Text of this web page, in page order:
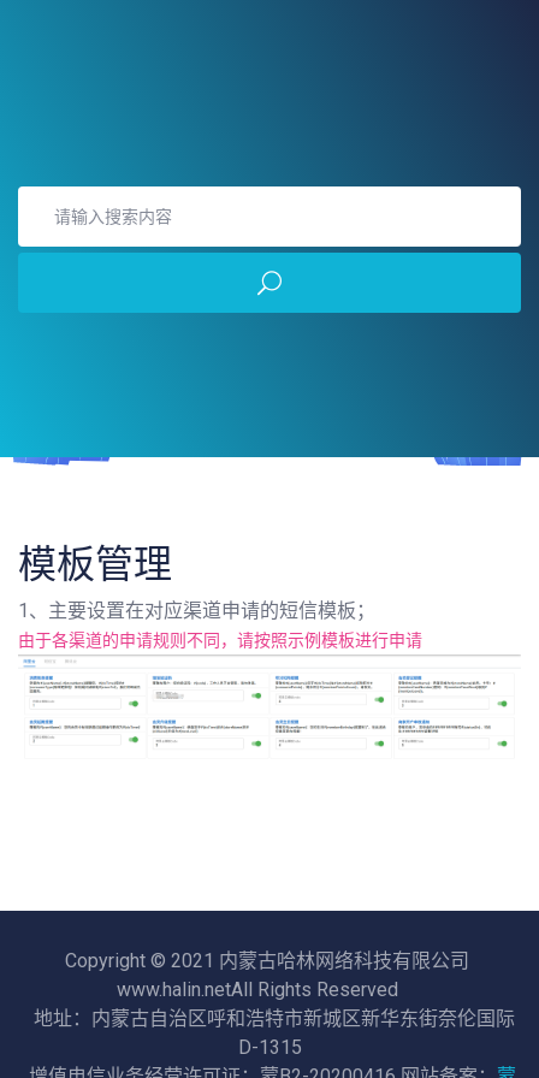
模板管理
1、主要设置在对应渠道申请的短信模板；
由于各渠道的申请规则不同，请按照示例模板进行申请
Copyright © 2021 内蒙古哈林网络科技有限公司
www.halin.netAll Rights Reserved
地址：内蒙古自治区呼和浩特市新城区新华东街奈伦国际
D-1315